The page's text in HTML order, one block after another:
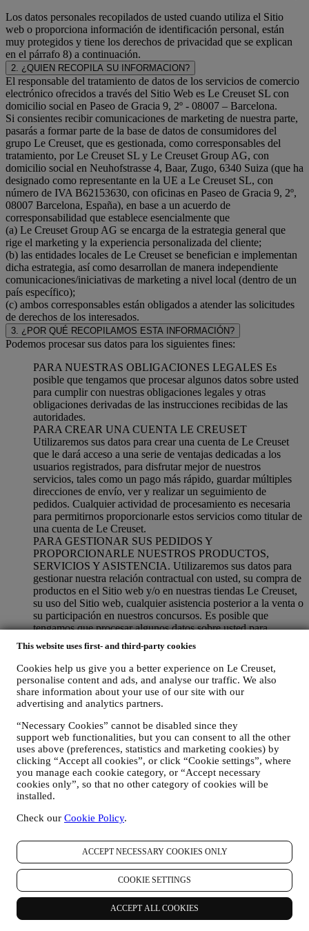
This website uses first- and third-party cookies
Cookies help us give you a better experience on Le Creuset,
personalise content and ads, and analyse our traffic. We also
share information about your use of our site with our
advertising and analytics partners.
“Necessary Cookies” cannot be disabled since they
support web functionalities, but you can consent to all the other
uses above (preferences, statistics and marketing cookies) by
clicking “Accept all cookies”, or click “Cookie settings”, where
you manage each cookie category, or “Accept necessary
cookies only”, so that no other category of cookies will be
installed.
Check our Cookie Policy.
ACCEPT NECESSARY COOKIES ONLY
COOKIE SETTINGS
ACCEPT ALL COOKIES
Los datos personales recopilados de usted cuando utiliza el Sitio
web o proporciona información de identificación personal, están
muy protegidos y tiene los derechos de privacidad que se explican
en el párrafo 8) a continuación.
2. ¿QUIEN RECOPILA SU INFORMACION?
El responsable del tratamiento de datos de los servicios de comercio
electrónico ofrecidos a través del Sitio Web es Le Creuset SL con
domicilio social en Paseo de Gracia 9, 2º - 08007 – Barcelona.
Si consientes recibir comunicaciones de marketing de nuestra parte,
pasarás a formar parte de la base de datos de consumidores del
grupo Le Creuset, que es gestionada, como corresponsables del
tratamiento, por Le Creuset SL y Le Creuset Group AG, con
domicilio social en Neuhofstrasse 4, Baar, Zugo, 6340 Suiza (que ha
designado como representante en la UE a Le Creuset SL, con
número de IVA B62153630, con oficinas en Paseo de Gracia 9, 2º,
08007 Barcelona, España), en base a un acuerdo de
corresponsabilidad que establece esencialmente que
(a) Le Creuset Group AG se encarga de la estrategia general que
rige el marketing y la experiencia personalizada del cliente;
(b) las entidades locales de Le Creuset se benefician e implementan
dicha estrategia, así como desarrollan de manera independiente
comunicaciones/iniciativas de marketing a nivel local (dentro de un
país específico);
(c) ambos corresponsables están obligados a atender las solicitudes
de derechos de los interesados.
3. ¿POR QUÉ RECOPILAMOS ESTA INFORMACIÓN?
Podemos procesar sus datos para los siguientes fines:
PARA NUESTRAS OBLIGACIONES LEGALES Es
posible que tengamos que procesar algunos datos sobre usted
para cumplir con nuestras obligaciones legales y otras
obligaciones derivadas de las instrucciones recibidas de las
autoridades.
PARA CREAR UNA CUENTA LE CREUSET
Utilizaremos sus datos para crear una cuenta de Le Creuset
que le dará acceso a una serie de ventajas dedicadas a los
usuarios registrados, para disfrutar mejor de nuestros
servicios, tales como un pago más rápido, guardar múltiples
direcciones de envío, ver y realizar un seguimiento de
pedidos. Cualquier actividad de procesamiento es necesaria
para permitirnos proporcionarle estos servicios como titular de
una cuenta de Le Creuset.
PARA GESTIONAR SUS PEDIDOS Y
PROPORCIONARLE NUESTROS PRODUCTOS,
SERVICIOS Y ASISTENCIA. Utilizaremos sus datos para
gestionar nuestra relación contractual con usted, su compra de
productos en el Sitio web y/o en nuestras tiendas Le Creuset,
su uso del Sitio web, cualquier asistencia posterior a la venta o
su participación en nuestros concursos. Es posible que
tengamos que procesar algunos datos sobre usted para
nuestros fines administrativos relacionados con nuestra
relación contractual con usted, como contabilidad, facturación
y auditoría, verificación de tarjetas de pago, detección de
fraude, seguridad, pruebas de sistemas, mantenimiento y
análisis estadístico. Ocasionalmente, es posible que
necesitemos ponernos en contacto con usted por razones
confirmación de su compra. También utilizaremos sus datos
personales para responder a sus solicitudes enviadas a través
de nuestros formularios del sitio web u otros canales. Esta
actividad de procesamiento es necesaria para permitirnos
proporcionarle nuestros servicios.
PARA INFORMARLE SOBRE NOTICIAS U OFERTAS
SOBRE LOS PRODUCTOS DE LE CREUSET. Si usted
ha dado su consentimiento para que lo hagamos (por ejemplo,
suscribiéndose a nuestro boletín de noticias cuando usted cree
una cuenta en el Sitio web), le enviaremos comunicaciones de
marketing personalizadas y noticias sobre iniciativas
relacionadas con Le Creuset promovidas por sus filiales del
grupo, y afiliados y socios locales, también dependiendo de
sus preferencias. Nos comunicaremos con usted por correo
electrónico, SMS o redes sociales, pero también mediante
medios automatizados. Dichas comunicaciones se